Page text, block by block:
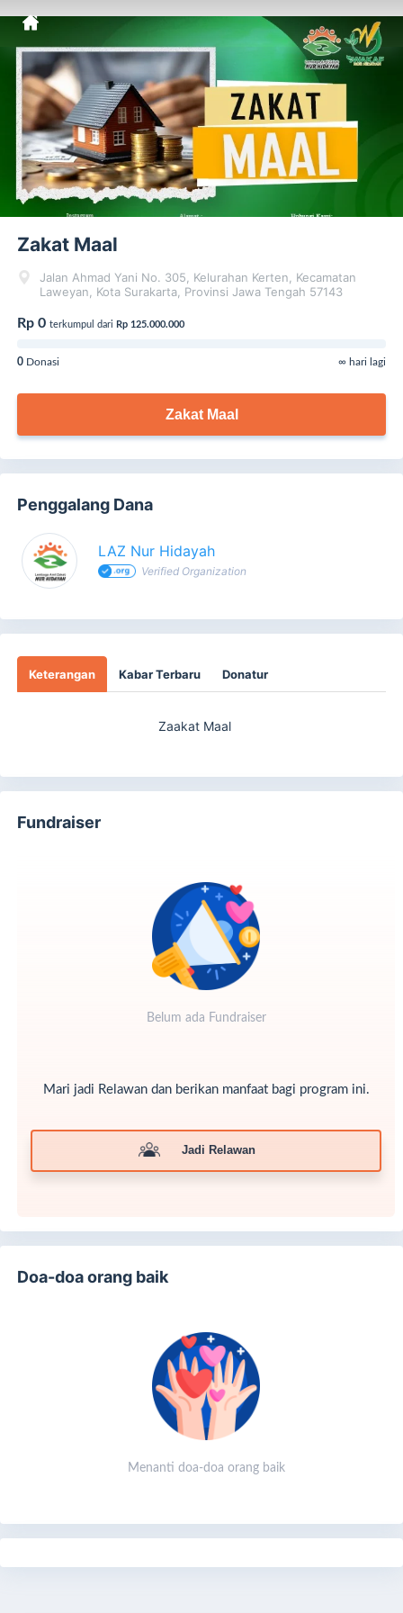
Zakat Maal
Jalan Ahmad Yani No. 305, Kelurahan Kerten, Kecamatan
Laweyan, Kota Surakarta, Provinsi Jawa Tengah 57143
Rp 0 terkumpul dari Rp 125.000.000
0 Donasi ∞ hari lagi
Zakat Maal
Penggalang Dana
LAZ Nur Hidayah
Verified Organization
Keterangan Kabar Terbaru Donatur
Zaakat Maal
Fundraiser
Belum ada Fundraiser
Mari jadi Relawan dan berikan manfaat bagi program ini.
Jadi Relawan
Doa-doa orang baik
Menanti doa-doa orang baik